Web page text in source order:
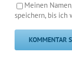
Meinen
speichern, bis ich